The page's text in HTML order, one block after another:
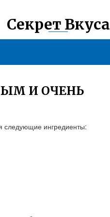
Секрет Вкуса
И ОЧЕНЬ
следующие ингредиенты: